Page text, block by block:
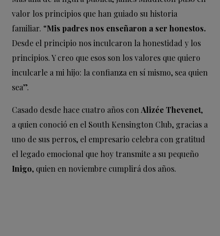
valor los principios que han guiado su historia
familiar. “Mis padres nos enseñaron a ser honestos.
Desde el principio nos inculcaron la honestidad y los
principios. Y creo que esos son los valores que quiero
inculcarle a mi hijo: la confianza en sí mismo, sea quien
sea”.
Casado desde hace cuatro años con Alizée Thevenet,
a quien conoció en el South Kensington Club, gracias a
uno de sus perros, el empresario celebra con gratitud
el legado emocional que hoy transmite a su pequeño
Inigo, quien en noviembre cumplirá dos años.